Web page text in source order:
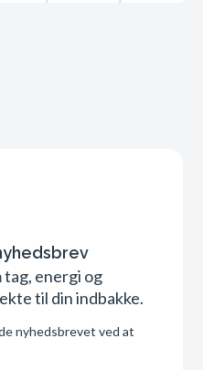
tag, energi og
til din indbakke.
nyhedsbrevet ved at